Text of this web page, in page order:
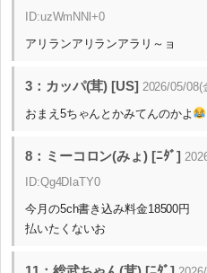
ID:uzWmNNl+0
アリランアリランアラリ～ョ
3：カッパ(茸) [US] 2026/05/08(
おまえ5ちゃんとかみてんのかよ
8：ミーコロン(みょ) [ﾆﾀﾞ]
ID:Qg4DIaTY0
今月の5ch書き込み料金18500円
払いたくないお